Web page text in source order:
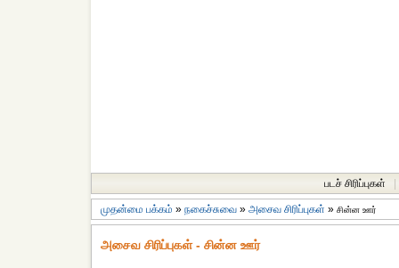
படச் சிரிப்புகள்
முதன்மை பக்கம் » நகைச்சுவை » அசைவ சிரிப்புகள் » சின்ன ஊர்
அசைவ சிரிப்புகள் - சின்ன ஊர்